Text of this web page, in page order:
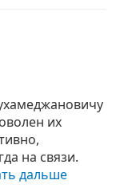
их
на связи.
дальше